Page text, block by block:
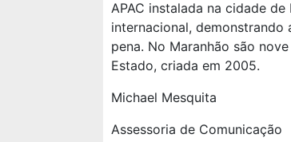
APAC instalada na cidade
internacional,
pena. No Maranhão são
Estado, criada em 2005.
Michael Mesquita
Assessoria de Comunicação